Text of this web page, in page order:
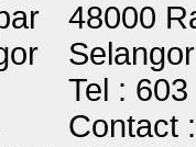
48000
Tel :
Contact